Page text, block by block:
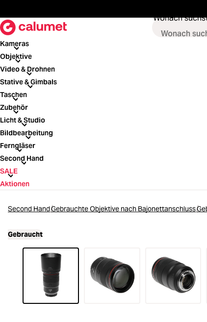
Wonach
Kameras
Kameras
Objektive
Objektive
Video & Drohnen
Video & Drohnen
Stative & Gimbals
Stative & Gimbals
Taschen
Taschen
Zubehör
Zubehör
Licht & Studio
Licht & Studio
Bildbearbeitung
Bildbearbeitung
Ferngläser
Ferngläser
Second Hand
Second Hand
SALE
SALE
Aktionen
Second HandGebrauchte Objektive nach Bajonettanschluss
Gebraucht